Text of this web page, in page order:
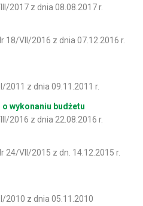
2017 z dnia 08.08.2017 r.
18/VII/2016 z dnia 07.12.2016 r.
2011 z dnia 09.11.2011 r.
wykonaniu budżetu
2016 z dnia 22.08.2016 r.
24/VII/2015 z dn. 14.12.2015 r.
2010 z dnia 05.11.2010